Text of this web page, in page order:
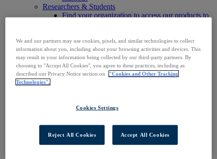
Researchers & Students
Find your organization to access our products to
Connect trusted, rights-cleared research content
with AI systems to power more accurate and
reliable outputs.
Access EBSCOhost
Explore Products
Contact Us
BiblioGraph
EBSCO FOLIO
EBSCO Mobile App
EBSCO Resource Sharing with OpenRS
We and our partners may use cookies, pixels, and similar technologies to collect
information about you, including about your browsing activities and devices. This
may result in your information being collected by our third-party partners. By
choosing to "Accept All Cookies", you agree to these practices, including as
described our Privacy Notice section on
"Cookies and Other Tracking
Technologies".
Cookies Settings
Reject All Cookies Accept All Cookies